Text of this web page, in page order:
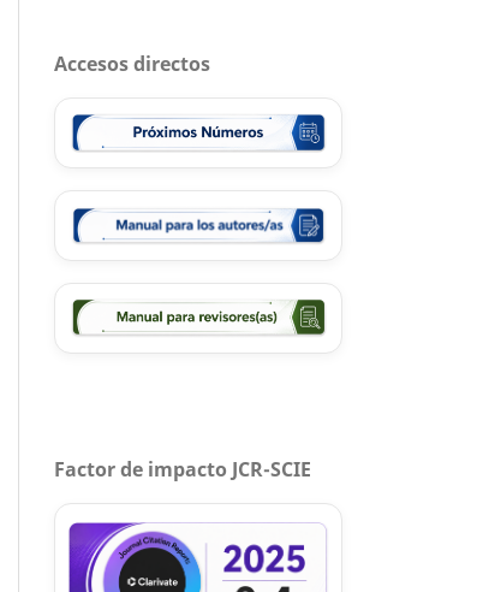
Accesos directos
Factor de impacto JCR-SCIE